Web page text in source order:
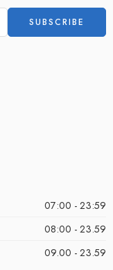
07:00 - 23:59
08:00 - 23.59
09.00 - 23.59